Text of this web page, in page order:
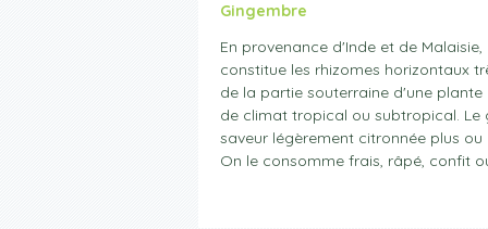
Gingembre
En provenance d'Inde et de
constitue les rhizomes horizontaux
de la partie souterraine d'une plante
de climat tropical ou subtropical. Le
saveur légèrement citronnée plus
On le consomme frais, râpé, confit